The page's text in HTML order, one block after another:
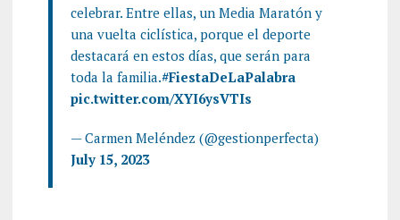
celebrar. Entre ellas, un Media Maratón y
una vuelta ciclística, porque el deporte
destacará en estos días, que serán para
toda la familia.#FiestaDeLaPalabra
pic.twitter.com/XYI6ysVTIs
— Carmen Meléndez (@gestionperfecta)
July 15, 2023